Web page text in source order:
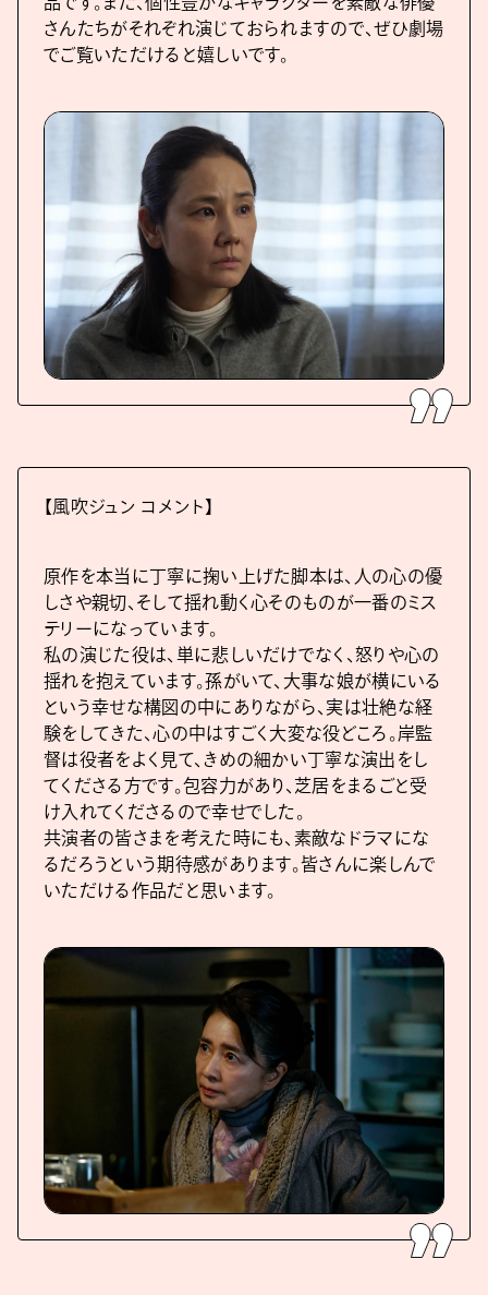
さんたちがそれぞれ演じておられますので、ぜひ劇場
でご覧いただけると嬉しいです。
【風吹ジュン コメント】
原作を本当に丁寧に掬い上げた脚本は、人の心の優
しさや親切、そして揺れ動く心そのものが一番のミス
テリーになっています。
私の演じた役は、単に悲しいだけでなく、怒りや心の
揺れを抱えています。孫がいて、大事な娘が横にいる
という幸せな構図の中にありながら、実は壮絶な経
験をしてきた、心の中はすごく大変な役どころ。岸監
督は役者をよく見て、きめの細かい丁寧な演出をし
てくださる方です。包容力があり、芝居をまるごと受
け入れてくださるので幸せでした。
共演者の皆さまを考えた時にも、素敵なドラマにな
るだろうという期待感があります。皆さんに楽しんで
いただける作品だと思います。